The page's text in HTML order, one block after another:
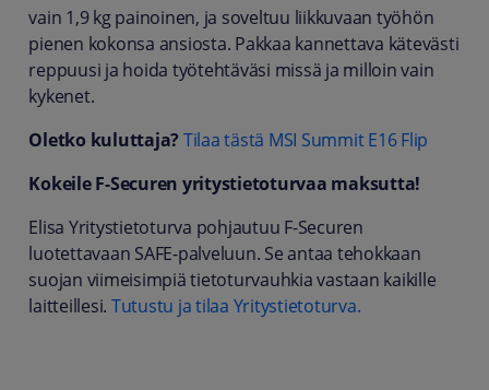
vain 1,9 kg painoinen, ja soveltuu liikkuvaan työhön
pienen kokonsa ansiosta. Pakkaa kannettava kätevästi
reppuusi ja hoida työtehtäväsi missä ja milloin vain
kykenet.
Oletko kuluttaja? Tilaa tästä MSI Summit E16 Flip
Kokeile F-Securen yritystietoturvaa maksutta!
Elisa Yritystietoturva pohjautuu F-Securen
luotettavaan SAFE-palveluun. Se antaa tehokkaan
suojan viimeisimpiä tietoturvauhkia vastaan kaikille
laitteillesi. Tutustu ja tilaa Yritystietoturva.